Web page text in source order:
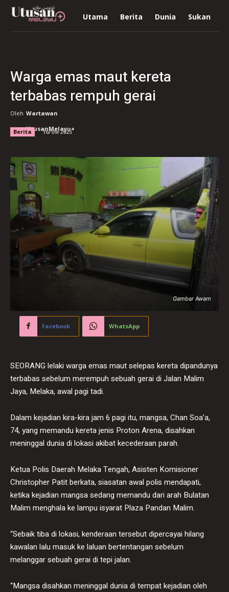
Utama Berita Dunia Sukan
Warga emas maut kereta
terbabas rempuh gerai
Oleh Wartawan
UtusanMelayu+
Berita 16/09/2025
Gambar Awam
Facebook WhatsApp
SEORANG lelaki warga emas maut selepas kereta dipandunya
terbabas sebelum merempuh sebuah gerai di Jalan Malim
Jaya, Melaka, awal pagi tadi.
Dalam kejadian kira-kira jam 6 pagi itu, mangsa, Chan Soa’a,
74, yang memandu kereta jenis Proton Arena, disahkan
meninggal dunia di lokasi akibat kecederaan parah.
Ketua Polis Daerah Melaka Tengah, Asisten Komisioner
Christopher Patit berkata, siasatan awal polis mendapati,
ketika kejadian mangsa sedang memandu dari arah Bulatan
Malim menghala ke lampu isyarat Plaza Pandan Malim.
“Sebaik tiba di lokasi, kenderaan tersebut dipercayai hilang
kawalan lalu masuk ke laluan bertentangan sebelum
melanggar sebuah gerai di tepi jalan.
“Mangsa disahkan meninggal dunia di tempat kejadian oleh